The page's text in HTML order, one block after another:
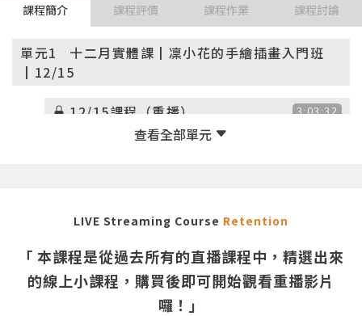
課程簡介 課程評價 課程作業 課程討論
單元1
十二月實體課┃凜小花的手繪插畫入門班
┃12/15
12/15課程（重播） 3:03:32
LIVE Streaming Course Retention
「 本課程是從過去所有的直播課程中，精選出來
的線上小課程，購買後即可開始觀看重播影片
囉！」